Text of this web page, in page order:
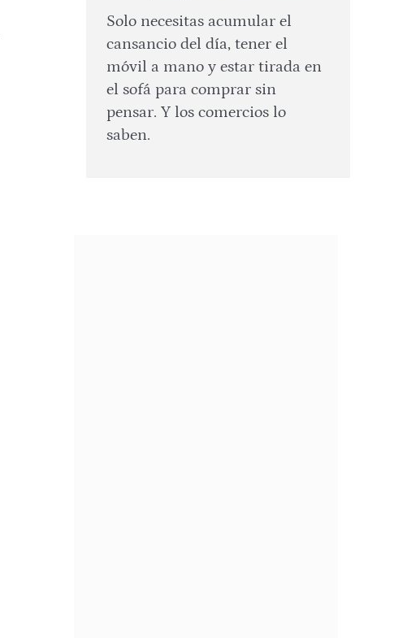
Solo necesitas acumular el
cansancio del día, tener el
móvil a mano y estar tirada en
el sofá para comprar sin
pensar. Y los comercios lo
saben.